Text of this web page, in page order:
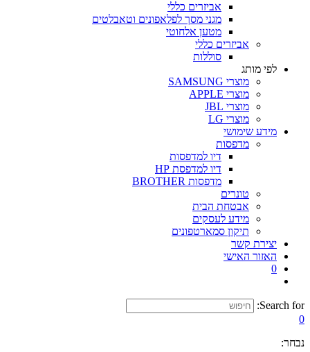
אביזרים כללי
מגני מסך לפלאפונים וטאבלטים
מטען אלחוטי
אביזרים כללי
סוללות
לפי מותג
מוצרי SAMSUNG
מוצרי APPLE
מוצרי JBL
מוצרי LG
מידע שימושי
מדפסות
דיו למדפסות
דיו למדפסת HP
מדפסות BROTHER
טונרים
אבטחת הבית
מידע לעסקים
תיקון סמארטפונים
יצירת קשר
האזור האישי
0
Search for:
0
נבחר: